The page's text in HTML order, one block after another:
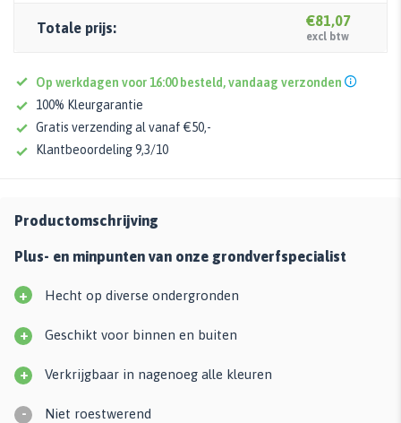
Totale prijs: €81,07
excl btw
Op werkdagen voor 16:00 besteld, vandaag verzonden
100% Kleurgarantie
Gratis verzending al vanaf €50,-
Klantbeoordeling 9,3/10
Productomschrijving
Plus- en minpunten van onze grondverfspecialist
+ Hecht op diverse ondergronden
+ Geschikt voor binnen en buiten
+ Verkrijgbaar in nagenoeg alle kleuren
- Niet roestwerend